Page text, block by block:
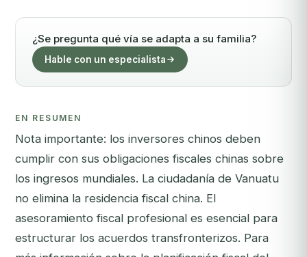
¿Se pregunta qué vía se adapta a su familia?
Hable con un especialista
EN RESUMEN
Nota importante: los inversores chinos deben
cumplir con sus obligaciones fiscales chinas sobre
los ingresos mundiales. La ciudadanía de Vanuatu
no elimina la residencia fiscal china. El
asesoramiento fiscal profesional es esencial para
estructurar los acuerdos transfronterizos. Para